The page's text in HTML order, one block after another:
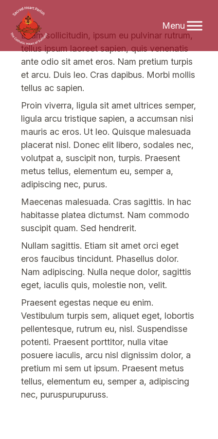
Skip
content
Etiam sollicitudin, ipsum eu pulvinar rutrum,
tellus ipsum laoreet sapien, quis venenatis
ante odio sit amet eros. Nam pretium turpis
et arcu. Duis leo. Cras dapibus. Morbi mollis
tellus ac sapien.
Proin viverra, ligula sit amet ultrices semper,
ligula arcu tristique sapien, a accumsan nisi
mauris ac eros. Ut leo. Quisque malesuada
placerat nisl. Donec elit libero, sodales nec,
volutpat a, suscipit non, turpis. Praesent
metus tellus, elementum eu, semper a,
adipiscing nec, purus.
Maecenas malesuada. Cras sagittis. In hac
habitasse platea dictumst. Nam commodo
suscipit quam. Sed hendrerit.
Nullam sagittis. Etiam sit amet orci eget
eros faucibus tincidunt. Phasellus dolor.
Nam adipiscing. Nulla neque dolor, sagittis
eget, iaculis quis, molestie non, velit.
Praesent egestas neque eu enim.
Vestibulum turpis sem, aliquet eget, lobortis
pellentesque, rutrum eu, nisl. Suspendisse
potenti. Praesent porttitor, nulla vitae
posuere iaculis, arcu nisl dignissim dolor, a
pretium mi sem ut ipsum. Praesent metus
tellus, elementum eu, semper a, adipiscing
nec, puruspurupuruss.